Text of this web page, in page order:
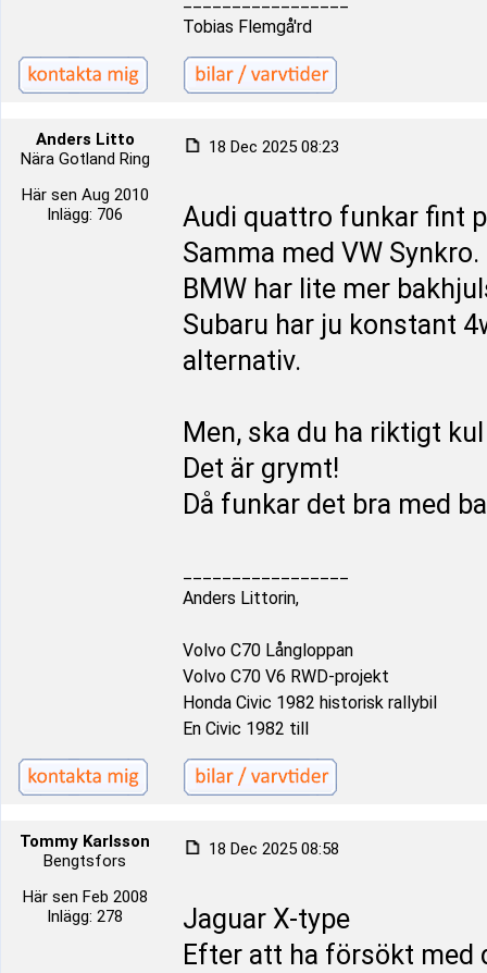
Tobias Flemgå'rd
Anders Litto
Nära Gotland Ring
Här sen Aug 2010
Inlägg: 706
18 Dec 2025 08:23
Audi quattro funkar fint
Samma med VW Synkro.
BMW har lite mer
Subaru har ju konstant
alternativ.
Men, ska du ha riktigt
Det är grymt!
Då funkar det bra med
Anders Littorin,
Volvo C70 Långloppan
Volvo C70 V6 RWD-projekt
Honda Civic 1982 historisk rallybil
En Civic 1982 till
Tommy Karlsson
Bengtsfors
Här sen Feb 2008
Inlägg: 278
18 Dec 2025 08:58
Jaguar X-type
Efter att ha försökt med